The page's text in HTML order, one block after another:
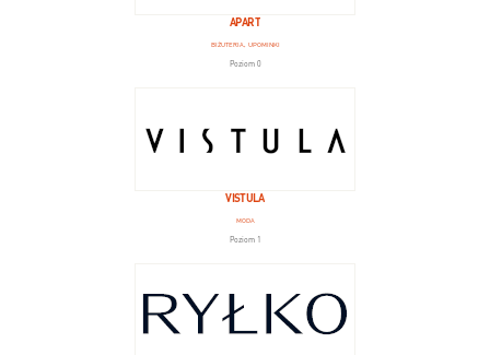
APART
BIŻUTERIA, UPOMINKI
Poziom 0
VISTULA
MODA
Poziom 1